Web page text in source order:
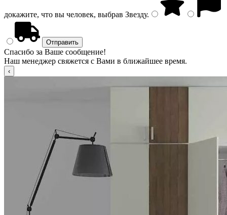
докажите, что вы человек, выбрав Звезду.
Спасибо за Ваше сообщение!
Наш менеджер свяжется с Вами в ближайшее время.